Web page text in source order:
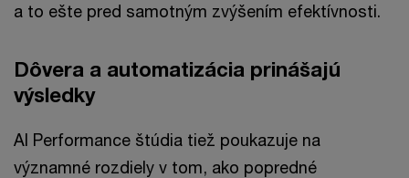
a to ešte pred samotným zvýšením efektívnosti.
Dôvera a automatizácia prinášajú
výsledky
AI Performance štúdia tiež poukazuje na
významné rozdiely v tom, ako popredné